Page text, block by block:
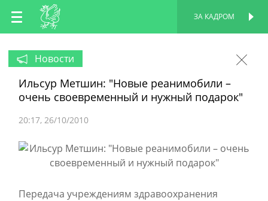
RU
EN
ЗА КАДРОМ
Новости
Ильсур Метшин: "Новые реанимобили –
очень своевременный и нужный подарок"
20:17 26/10/2010
Передача учреждениям здравоохранения
ПЕРСОНАЛЬНАЯ